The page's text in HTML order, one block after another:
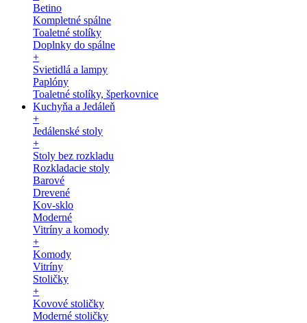
Betino
Kompletné spálne
Toaletné stolíky
Doplnky do spálne
+
Svietidlá a lampy
Paplóny
Toaletné stolíky, šperkovnice
Kuchyňa a Jedáleň
+
Jedálenské stoly
+
Stoly bez rozkladu
Rozkladacie stoly
Barové
Drevené
Kov-sklo
Moderné
Vitríny a komody
+
Komody
Vitríny
Stoličky
+
Kovové stoličky
Moderné stoličky